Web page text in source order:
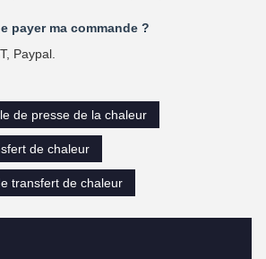
payer ma commande ?
Paypal.
de presse de la chaleur
de chaleur
transfert de chaleur